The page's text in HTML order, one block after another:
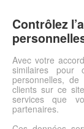
Livraison 0.00 €
Prix total 39.9 €
Matière Tencel :
tableau
Voir l'offre
Contrôlez
Avec votre
similaires pour
personnelles,
clients sur ce
services que
partenaires.